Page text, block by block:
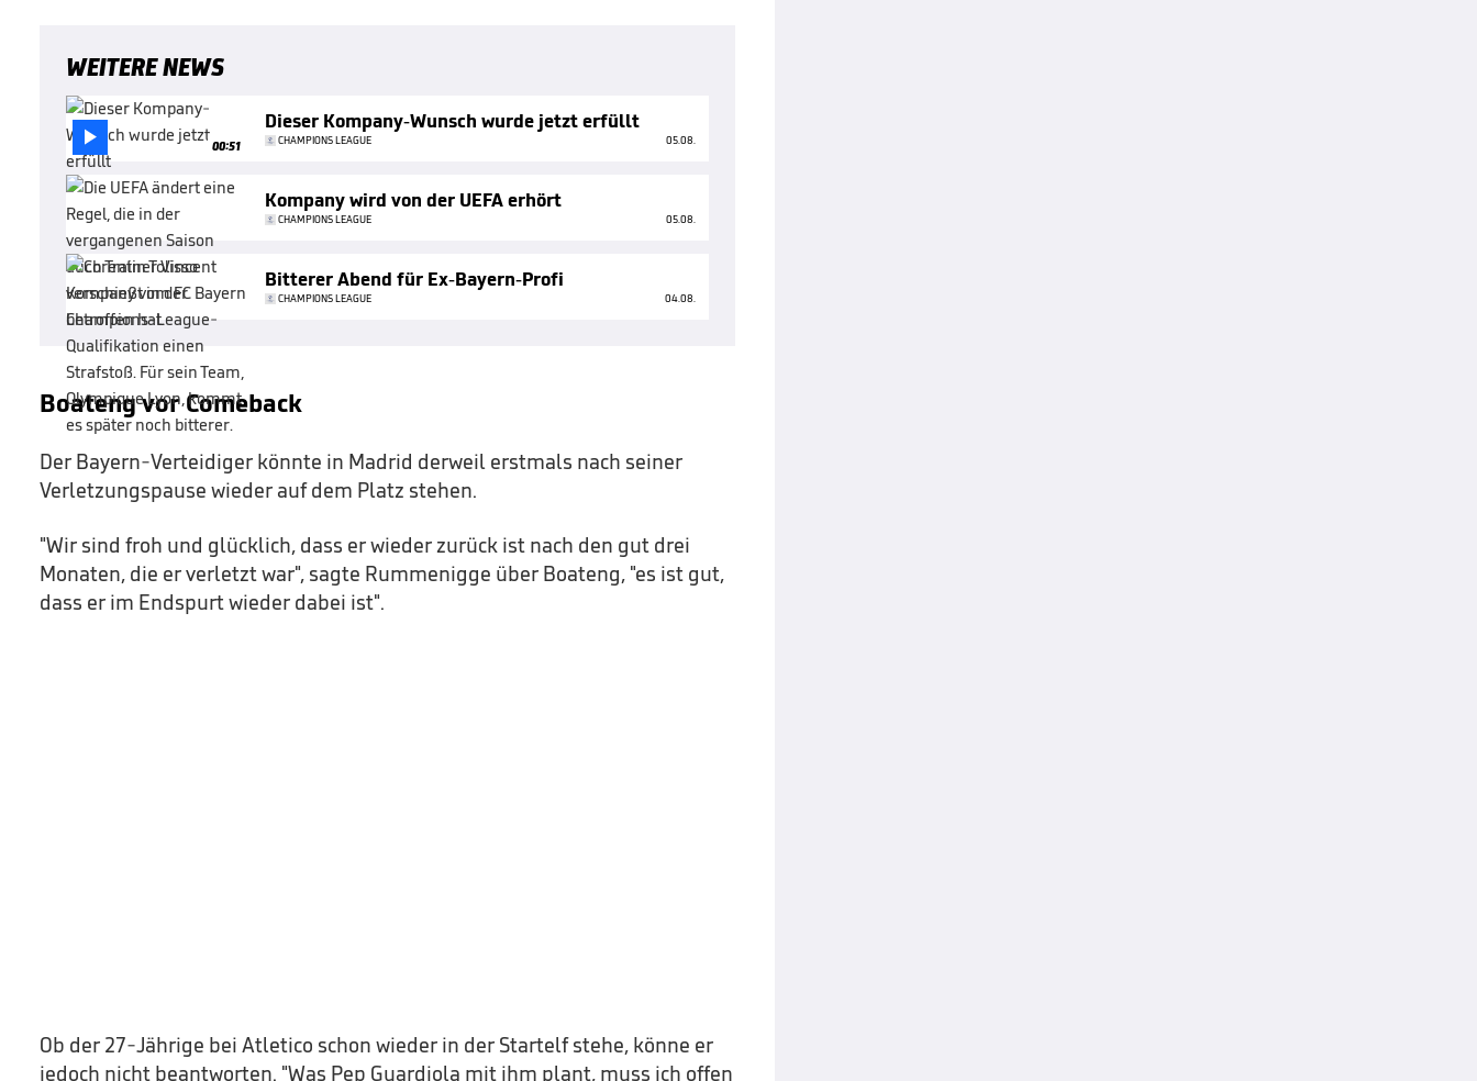
WEITERE NEWS
 00:51
Dieser Kompany-Wunsch wurde jetzt erfüllt
CHAMPIONS LEAGUE 05.08.
Kompany wird von der UEFA erhört
CHAMPIONS LEAGUE 05.08.
Bitterer Abend für Ex-Bayern-Profi
CHAMPIONS LEAGUE 04.08.
Boateng vor Comeback
Der Bayern-Verteidiger könnte in Madrid derweil erstmals nach seiner
Verletzungspause wieder auf dem Platz stehen.
"Wir sind froh und glücklich, dass er wieder zurück ist nach den gut drei
Monaten, die er verletzt war", sagte Rummenigge über Boateng, "es ist gut,
dass er im Endspurt wieder dabei ist".
Ob der 27-Jährige bei Atletico schon wieder in der Startelf stehe, könne er
jedoch nicht beantworten. "Was Pep Guardiola mit ihm plant, muss ich offen